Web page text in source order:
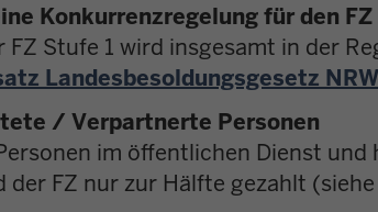
Konkurrenzregelung für den FZ
FZ Stufe 1 wird insgesamt in der
Landesbesoldungsgesetz NRW
/ Verpartnerte Personen
im öffentlichen Dienst
der FZ nur zur Hälfte gezahlt